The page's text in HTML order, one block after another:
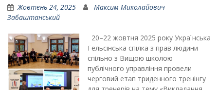
Жовтень 24, 2025
Максим Миколайович
Забаштанський
20–22 жовтня 2025 року Українська
Гельсінська спілка з прав людини
спільно з Вищою школою
публічного управління провели
черговий етап триденного тренінгу